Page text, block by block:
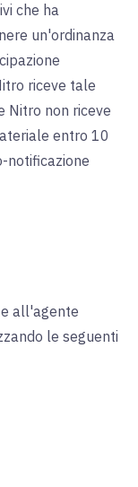
che ha
un'ordinanza
riceve tale
Nitro non riceve
entro 10
notificazione
all'agente
le seguenti